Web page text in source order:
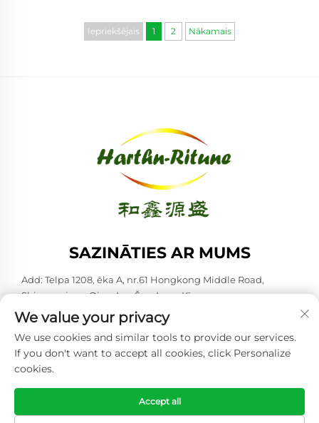
Iepriekšējais 1 2 Nākamais
SAZINĀTIES AR MUMS
Add: Telpa 1208, ēka A, nr.61 Hongkong Middle Road,
Shinan rajons, Qingdao, Šanduna, Ķīna
Tālrunis: +86-53285879528
E-pasts:[email protected]
Autortiesības © 2026 Qingdao Harthn-ritune Corp., Ltd. Visas
tiesības rezervētas. -Konfidencialitātes politika
We value your privacy
We use cookies and similar tools to provide our services.
If you don't want to accept all cookies, click Personalize
cookies.
Accept all